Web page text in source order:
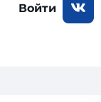
Войти